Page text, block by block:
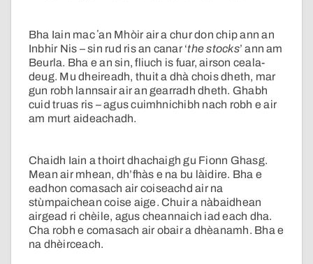
Bha Iain mac ʼan Mhòir air a chur don chip ann an
Inbhir Nis – sin rud ris an canar ‘the stocks’ ann am
Beurla. Bha e an sin, fliuch is fuar, airson ceala-
deug. Mu dheireadh, thuit a dhà chois dheth, mar
gun robh lannsair air an gearradh dheth. Ghabh
cuid truas ris – agus cuimhnichibh nach robh e air
am murt aideachadh.
Chaidh Iain a thoirt dhachaigh gu Fionn Ghasg.
Mean air mhean, dh’fhàs e na bu làidire. Bha e
eadhon comasach air coiseachd air na
stùmpaichean coise aige. Chuir a nàbaidhean
airgead ri chèile, agus cheannaich iad each dha.
Cha robh e comasach air obair a dhèanamh. Bha e
na dhèirceach.